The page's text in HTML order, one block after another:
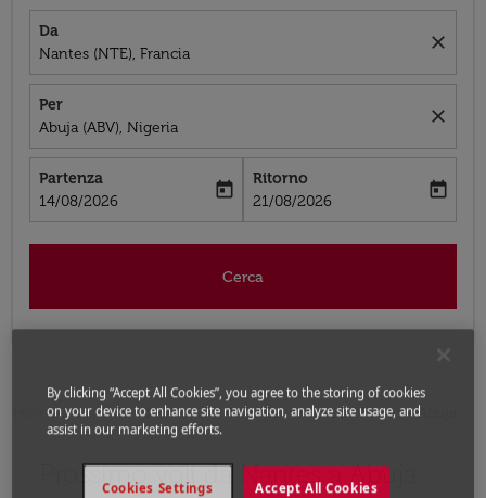
Da
Nantes (NTE), Francia
close
Per
Abuja (ABV), Nigeria
close
Partenza
fc-booking-departure-date-aria-label
14/08/2026
today
Ritorno
fc-booking-return-date-aria-label
21/08/2026
today
Cerca
Home Voli Voli per Nigeria Voli Nantes - Abuja
Prossimo voli da Nantes a Abuja
Prova ad aggiornare il tuo percorso (origine e/o
By clicking “Accept All Cookies”, you agree to the storing of cookies
on your device to enhance site navigation, analyze site usage, and
assist in our marketing efforts.
Accept All Cookies
Cookies Settings